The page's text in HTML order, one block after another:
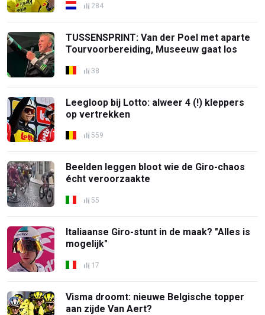
284
TUSSENSPRINT: Van der Poel met aparte
Tourvoorbereiding, Museeuw gaat los
38
Leegloop bij Lotto: alweer 4 (!) kleppers
op vertrekken
559
Beelden leggen bloot wie de Giro-chaos
écht veroorzaakte
55
Italiaanse Giro-stunt in de maak? "Alles is
mogelijk"
17
Visma droomt: nieuwe Belgische topper
aan zijde Van Aert?